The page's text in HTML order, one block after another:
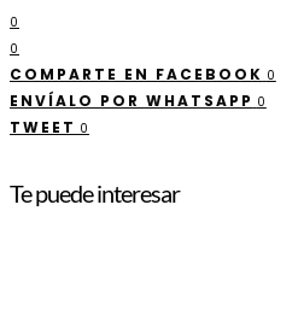
0
0
COMPARTE EN FACEBOOK 0
ENVÍALO POR WHATSAPP 0
TWEET 0
Te puede interesar